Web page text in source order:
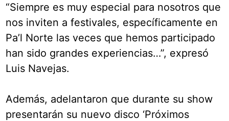
“Siempre es muy especial para nosotros que
nos inviten a festivales, específicamente en
Pa’l Norte las veces que hemos participado
han sido grandes experiencias…”, expresó
Luis Navejas.
Además, adelantaron que durante su show
presentarán su nuevo disco ‘Próximos